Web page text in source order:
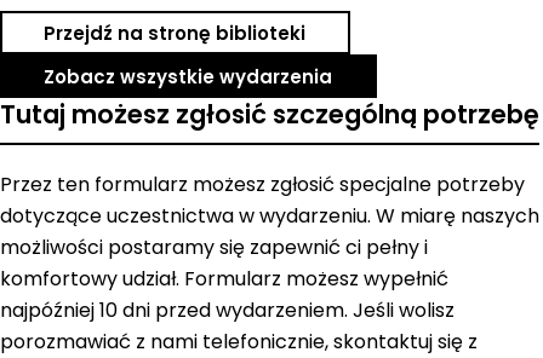
Przejdź na stronę biblioteki
Zobacz wszystkie wydarzenia
Tutaj możesz zgłosić szczególną potrzebę
Przez ten formularz możesz zgłosić specjalne potrzeby
dotyczące uczestnictwa w wydarzeniu. W miarę naszych
możliwości postaramy się zapewnić ci pełny i
komfortowy udział. Formularz możesz wypełnić
najpóźniej 10 dni przed wydarzeniem. Jeśli wolisz
porozmawiać z nami telefonicznie, skontaktuj się z